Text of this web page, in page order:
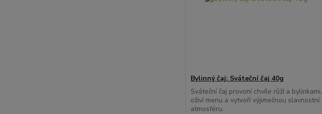
Bylinný čaj: Sváteční čaj 40g
Sváteční čaj provoní chvíle růží a bylinkami,
oživí menu a vytvoří výjimečnou slavnostní
atmosféru.